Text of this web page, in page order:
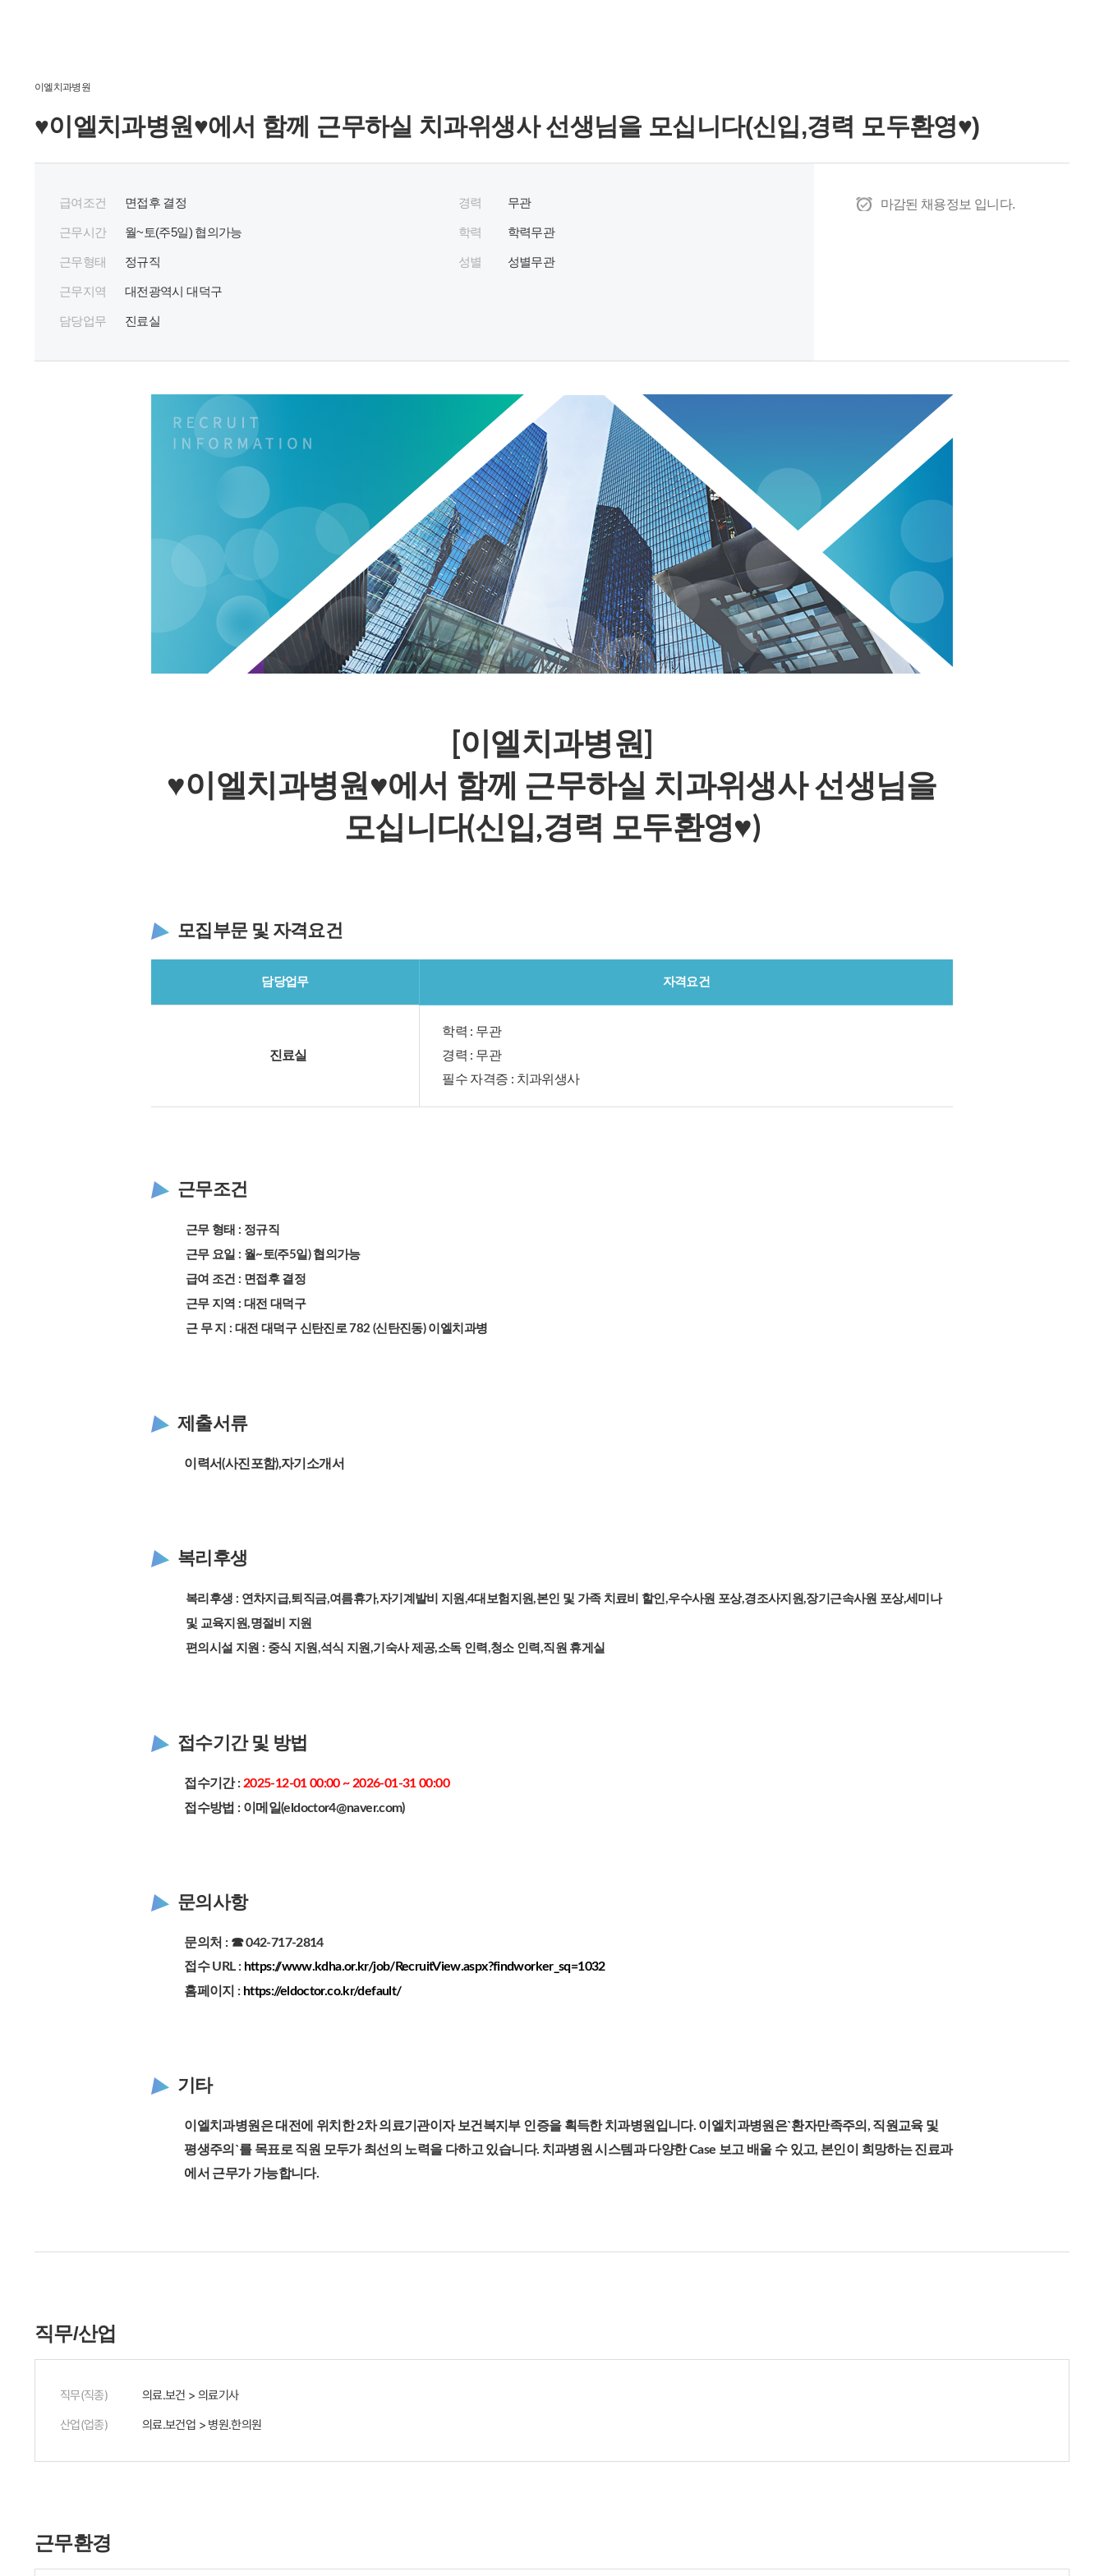
이엘치과병원
♥이엘치과병원♥에서 함께 근무하실 치과위생사 선생님을 모십니다(신입,경력 모두환영♥)
급여조건 면접후 결정
근무시간 월~토(주5일) 협의가능
근무형태 정규직
근무지역 대전광역시 대덕구
담당업무 진료실
경력 무관
학력 학력무관
성별 성별무관
마감된 채용정보 입니다.
[이엘치과병원]
♥이엘치과병원♥에서 함께 근무하실 치과위생사 선생님을
모십니다(신입,경력 모두환영♥)
모집부문 및 자격요건
담당업무 자격요건
진료실
학력 : 무관
경력 : 무관
필수 자격증 : 치과위생사
근무조건
근무 형태 : 정규직
근무 요일 : 월~토(주5일) 협의가능
급여 조건 : 면접후 결정
근무 지역 : 대전 대덕구
근 무 지 : 대전 대덕구 신탄진로 782 (신탄진동) 이엘치과병
제출서류
이력서(사진포함),자기소개서
복리후생
복리후생 : 연차지급,퇴직금,여름휴가,자기계발비 지원,4대보험지원,본인 및 가족 치료비 할인,우수사원 포상,경조사지원,장기근속사원 포상,세미나
및 교육지원,명절비 지원
편의시설 지원 : 중식 지원,석식 지원,기숙사 제공,소독 인력,청소 인력,직원 휴게실
접수기간 및 방법
접수기간 :2025-12-01 00:00 ~ 2026-01-31 00:00
접수방법 : 이메일(eldoctor4@naver.com)
문의사항
문의처 : ☎ 042-717-2814
접수 URL : https://www.kdha.or.kr/job/RecruitView.aspx?findworker_sq=1032
홈페이지 : https://eldoctor.co.kr/default/
기타
이엘치과병원은 대전에 위치한 2차 의료기관이자 보건복지부 인증을 획득한 치과병원입니다. 이엘치과병원은`환자만족주의, 직원교육 및
평생주의`를 목표로 직원 모두가 최선의 노력을 다하고 있습니다. 치과병원 시스템과 다양한 Case 보고 배울 수 있고, 본인이 희망하는 진료과
에서 근무가 가능합니다.
직무/산업
직무(직종)
의료.보건 > 의료기사
산업(업종)
의료.보건업 > 병원.한의원
근무환경